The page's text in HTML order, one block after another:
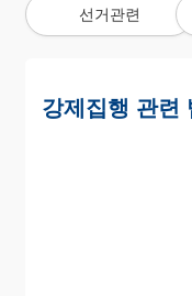
선거관련
강제집행 관련